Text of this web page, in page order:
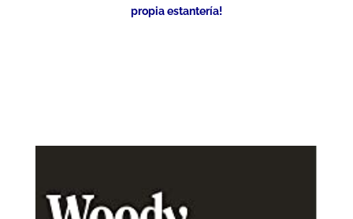
propia estantería!